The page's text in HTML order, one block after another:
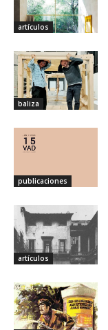
artículos
baliza
publicaciones
artículos